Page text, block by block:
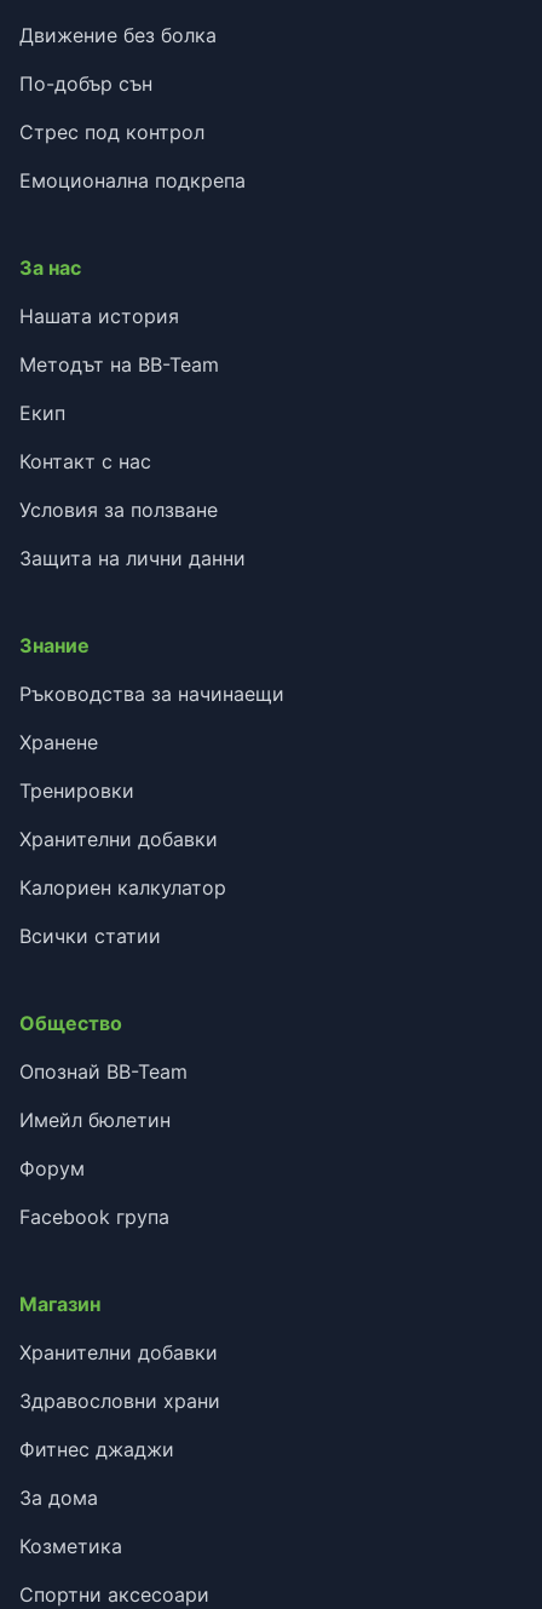
Движение без болка
По-добър сън
Стрес под контрол
Емоционална подкрепа
За нас
Нашата история
Методът на BB-Team
Екип
Контакт с нас
Условия за ползване
Защита на лични данни
Знание
Ръководства за начинаещи
Хранене
Тренировки
Хранителни добавки
Калориен калкулатор
Всички статии
Общество
Опознай BB-Team
Имейл бюлетин
Форум
Facebook група
Магазин
Хранителни добавки
Здравословни храни
Фитнес джаджи
За дома
Козметика
Спортни аксесоари